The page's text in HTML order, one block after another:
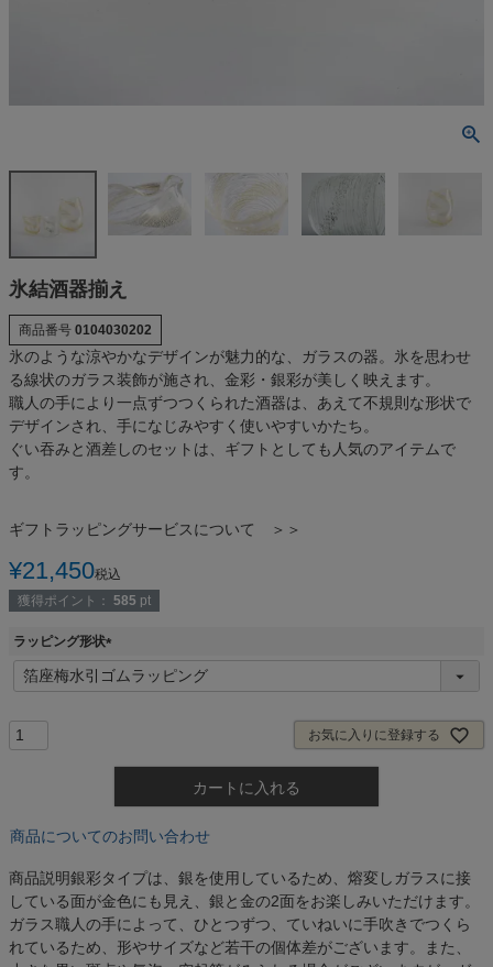
氷結酒器揃え
商品番号 0104030202
氷のような涼やかなデザインが魅力的な、ガラスの器。氷を思わせ
る線状のガラス装飾が施され、金彩・銀彩が美しく映えます。
職人の手により一点ずつつくられた酒器は、あえて不規則な形状で
デザインされ、手になじみやすく使いやすいかたち。
ぐい吞みと酒差しのセットは、ギフトとしても人気のアイテムで
す。
ギフトラッピングサービスについて ＞＞
¥21,450税込
獲得ポイント： 585 pt
ラッピング形状
(
必
お気に入りに登録する
カートに入れる
商品についてのお問い合わせ
商品説明銀彩タイプは、銀を使用しているため、熔変しガラスに接
している面が金色にも見え、銀と金の2面をお楽しみいただけます。
ガラス職人の手によって、ひとつずつ、ていねいに手吹きでつくら
れているため、形やサイズなど若干の個体差がございます。また、